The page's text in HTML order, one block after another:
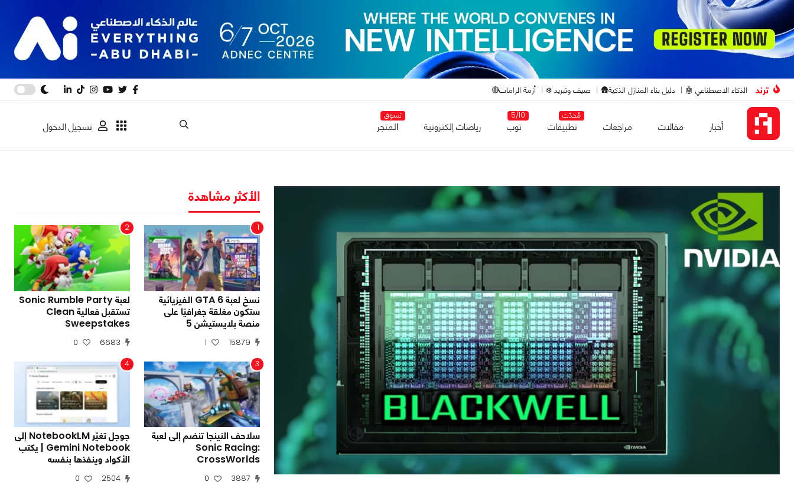
ترند الذكاء الاصطناعي 🤖 دليل بناء المنازل الذكية🛖 صيف وتبريد ❄️ أزمة الرامات🔴
أخبار مقالات مراجعات
مُحدّث
تطبيقات
5/10
توب رياضات إلكترونية
تسوق
المتجر تسجيل الدخول
الأكثر مشاهدة
1
نسخ لعبة GTA 6 الفيزيائية
ستكون مغلقة جغرافيًا على
منصة بلايستيشن 5
15879
1
2
لعبة Sonic Rumble Party
تستقبل فعالية Clean
Sweepstakes
6683
0
3
سلاحف النينجا تنضم إلى لعبة
Sonic Racing:
CrossWorlds
3887
0
4
جوجل تغيّر NotebookLM إلى
Gemini Notebook | يكتب
الأكواد وينفذها بنفسه
2504
0